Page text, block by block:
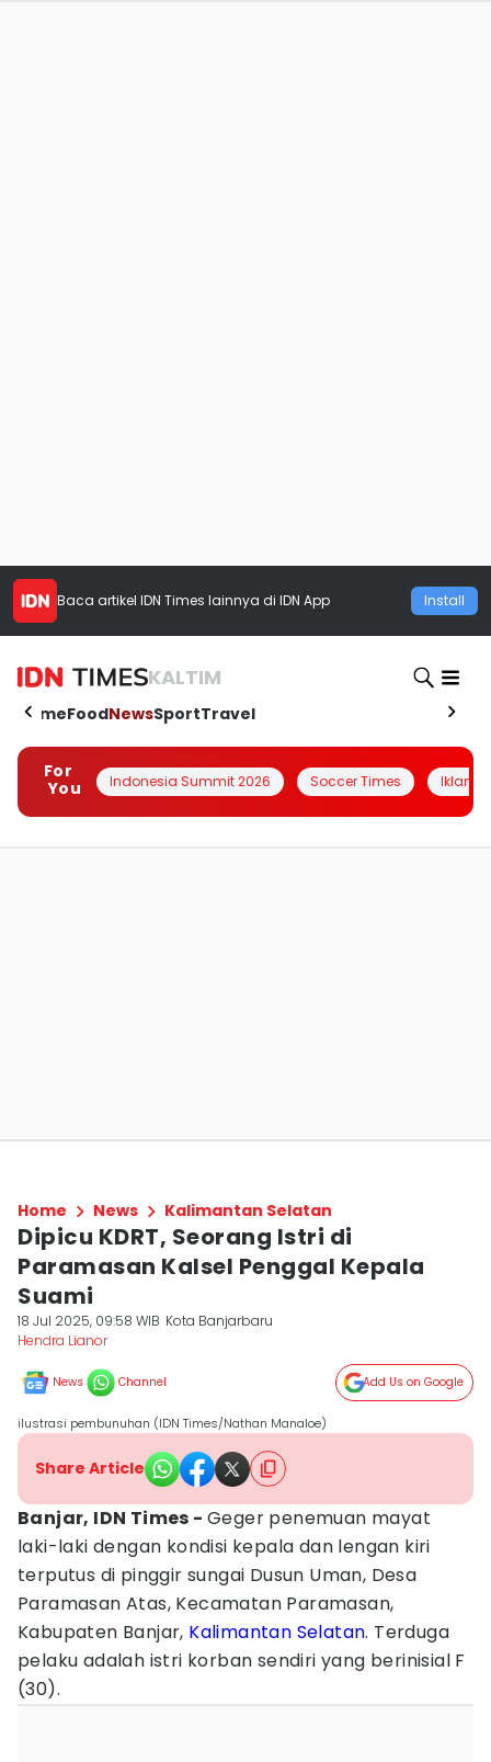
Baca artikel IDN Times lainnya di IDN App Install
KALTIM
HomeFoodNewsSportTravel
For
You
Indonesia Summit 2026 Soccer Times Iklanin
Home News Kalimantan Selatan
Dipicu KDRT, Seorang Istri di
Paramasan Kalsel Penggal Kepala
Suami
18 Jul 2025, 09:58 WIB Kota Banjarbaru
Hendra Lianor
News Channel Add Us on Google
ilustrasi pembunuhan (IDN Times/Nathan Manaloe)
Share Article
Banjar, IDN Times - Geger penemuan mayat
laki-laki dengan kondisi kepala dan lengan kiri
terputus di pinggir sungai Dusun Uman, Desa
Paramasan Atas, Kecamatan Paramasan,
Kabupaten Banjar, Kalimantan Selatan. Terduga
pelaku adalah istri korban sendiri yang berinisial F
(30).